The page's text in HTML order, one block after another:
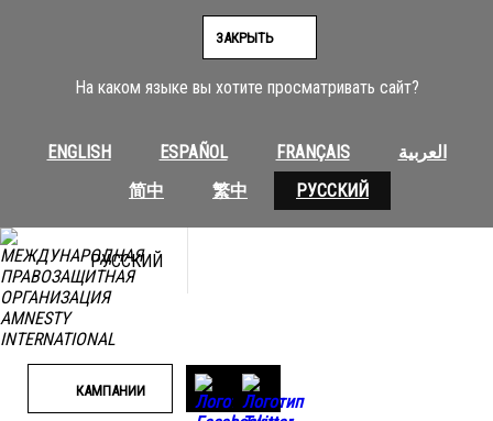
На каком языке вы хотите просматривать сайт?
ENGLISH ESPAÑOL FRANÇAIS
العربية
简中
繁中 РУССКИЙ
ЗАКРЫТЬ
РУССКИЙ
КАМПАНИИ